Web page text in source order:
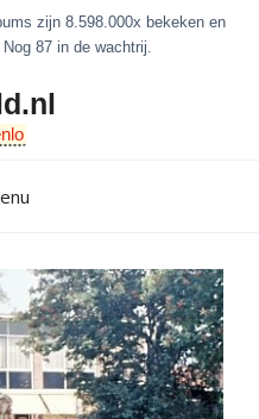
zijn 8.598.000x bekeken en
87 in de wachtrij.